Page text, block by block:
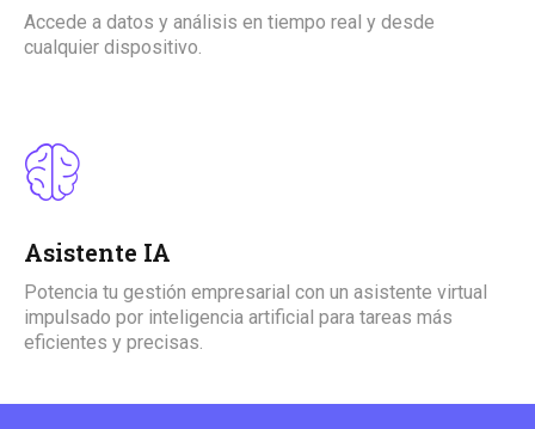
Accede a datos y análisis en tiempo real y desde
cualquier dispositivo.
Asistente IA
Potencia tu gestión empresarial con un asistente virtual
impulsado por inteligencia artificial para tareas más
eficientes y precisas.